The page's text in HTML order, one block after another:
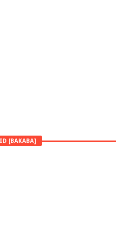
[BAKABA]